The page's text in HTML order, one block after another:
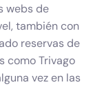
webs de
también con
reservas de
como Trivago
vez en las